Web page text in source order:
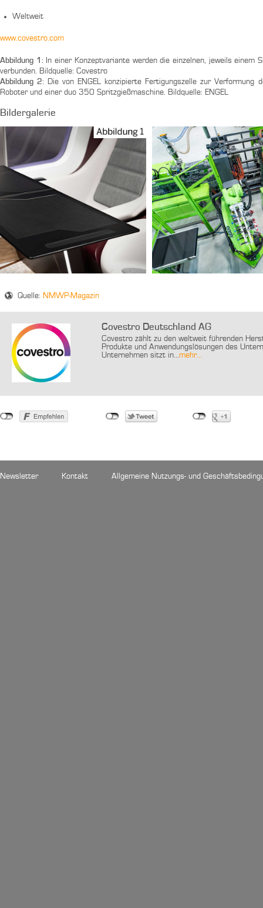
Weltweit
www.covestro.com
Abbildung 1: In einer Konzeptvariante werden die einzelnen, jeweils
verbunden. Bildquelle: Covestro
Abbildung 2: Die von ENGEL konzipierte Fertigungszelle zur
Roboter und einer duo 350 Spritzgießmaschine. Bildquelle: ENGEL
Bildergalerie
Quelle: NMWP-Magazin
Covestro Deutschland AG
Covestro zählt zu den weltweit führenden
Produkte und Anwendungslösungen des
Unternehmen sitzt in...mehr...
Newsletter Kontakt Allgemeine Nutzungs- und